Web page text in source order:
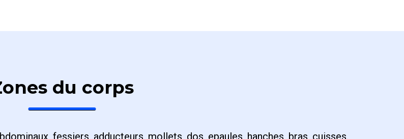
du corps
fessiers, adducteurs, mollets, dos, epaules, hanches, bras, cuisses.